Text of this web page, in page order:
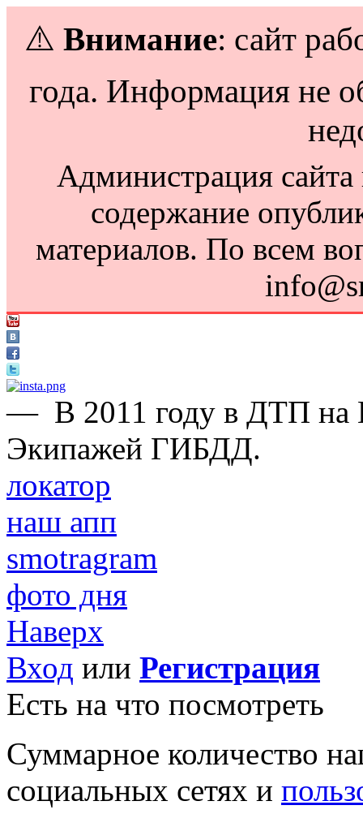
⚠️ Внимание: сайт
года. Информация не
Администрация сайта
содержание
материалов. По всем
— В 2011 году в ДТП на
Экипажей ГИБДД.
локатор
наш апп
smotragram
фото дня
Наверх
Вход или Регистрация
Есть на что посмотреть
Суммарное количество
социальных сетях и